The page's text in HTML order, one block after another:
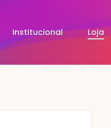
Institucional Loja